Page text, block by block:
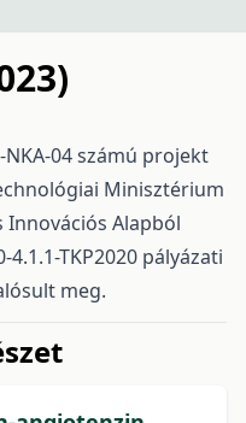
NKA-04 számú projekt
Minisztérium
Innovációs Alapból
TKP2020 pályázati
meg.